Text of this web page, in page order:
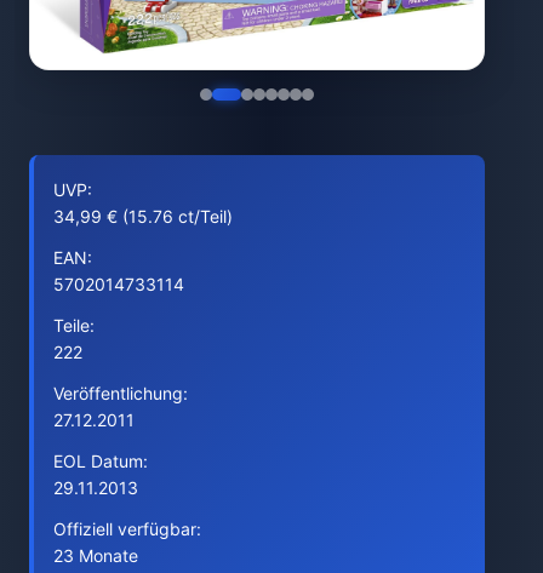
UVP:
34,99 € (15.76 ct/Teil)
EAN:
5702014733114
Teile:
222
Veröffentlichung:
27.12.2011
EOL Datum:
29.11.2013
Offiziell verfügbar:
23 Monate